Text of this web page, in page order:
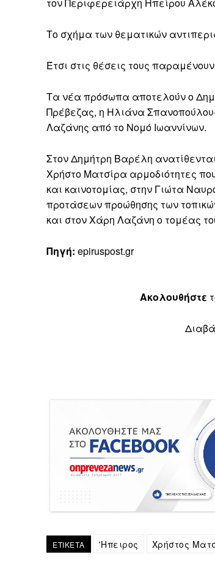
Το σχήμα των θεματικών
Έτσι στις θέσεις τους
Τα νέα πρόσωπα αποτελούν ο
Πρέβεζας, η Ηλιάνα
Λαζάνης από το Νομό Ιωαννίνων.
Στον Δημήτρη Βαρέλη
Χρήστο Ματσίρα αρμοδιότητες
και καινοτομίας, στην Γιώτα
προτάσεων προώθησης των
και στον Χάρη Λαζάνη ο τομέας
Πηγή: epiruspost.gr
Ακολουθήστε
ΕΤΙΚΕΤΑ 'Ηπειρος Χρήστος